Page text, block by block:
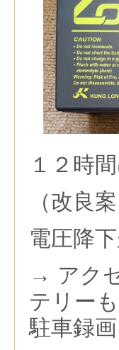
１２時
（改良案
電圧降
→ アク
テリー
駐車録